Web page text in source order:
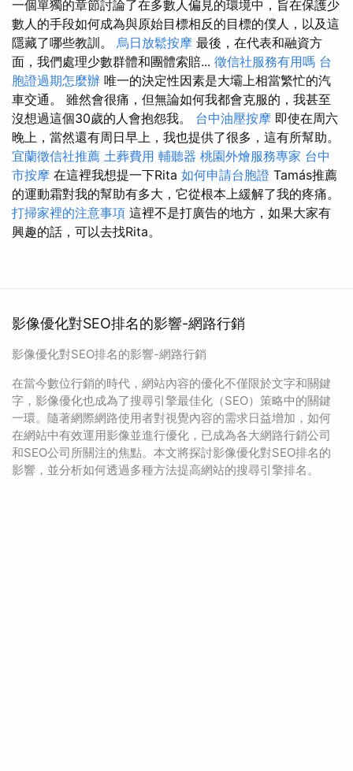
一個單獨的章節討論了在多數人偏見的環境中，旨在保護少
數人的手段如何成為與原始目標相反的目標的僕人，以及這
隱藏了哪些教訓。 烏日放鬆按摩 最後，在代表和融資方
面，我們處理少數群體和團體索賠... 徵信社服務有用嗎 台
胞證過期怎麼辦 唯一的決定性因素是大壩上相當繁忙的汽
車交通。 雖然會很痛，但無論如何我都會克服的，我甚至
沒想過這個30歲的人會抱怨我。 台中油壓按摩 即使在周六
晚上，當然還有周日早上，我也提供了很多，這有所幫助。
宜蘭徵信社推薦 土葬費用 輔聽器 桃園外燴服務專家 台中
市按摩 在這裡我想提一下Rita 如何申請台胞證 Tamás推薦
的運動霜對我的幫助有多大，它從根本上緩解了我的疼痛。
打掃家裡的注意事項 這裡不是打廣告的地方，如果大家有
興趣的話，可以去找Rita。
影像優化對SEO排名的影響-網路行銷
影像優化對SEO排名的影響-網路行銷
在當今數位行銷的時代，網站內容的優化不僅限於文字和關鍵
字，影像優化也成為了搜尋引擎最佳化（SEO）策略中的關鍵
一環。隨著網際網路使用者對視覺內容的需求日益增加，如何
在網站中有效運用影像並進行優化，已成為各大網路行銷公司
和SEO公司所關注的焦點。本文將探討影像優化對SEO排名的
影響，並分析如何透過多種方法提高網站的搜尋引擎排名。